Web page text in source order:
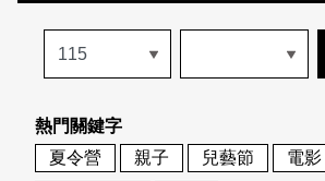
歷史專題
活動列表
地圖搜尋
關於我們
關於我們
會員基本資料
網站導覽
熱門關鍵字
夏令營
親子 兒藝節
電影